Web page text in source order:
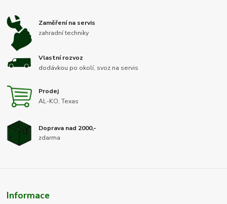
Zaměření na servis
zahradní techniky
Vlastní rozvoz
dodávkou po okolí, svoz na servis
Prodej
AL-KO, Texas
Doprava nad 2000,-
zdarma
Informace